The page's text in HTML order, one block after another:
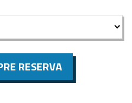
RESERVA